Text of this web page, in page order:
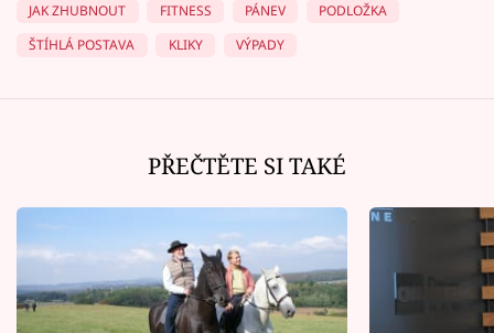
JAK ZHUBNOUT
FITNESS PÁNEV
PODLOŽKA
ŠTÍHLÁ POSTAVA
KLIKY VÝPADY
PŘEČTĚTE SI TAKÉ